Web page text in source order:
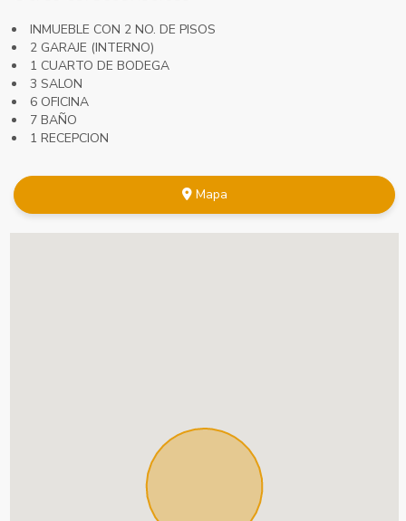
INMUEBLE CON 2 NO. DE PISOS
2 GARAJE (INTERNO)
1 CUARTO DE BODEGA
3 SALON
6 OFICINA
7 BAÑO
1 RECEPCION
Mapa